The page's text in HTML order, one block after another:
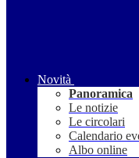
Novità
Panoramica
Le notizie
Le circolari
Calendario
Albo online